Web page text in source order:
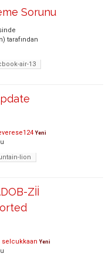
Sorunu
tarafından
air-13
Yeni
lion
Zİİ
selcukkaan Yeni